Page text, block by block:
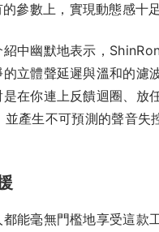
參數上，實現動態感十
中幽默地表示，
立體聲延遲與溫和的濾
在你連上反饋迴圈、放
並產生不可預測的聲音失
能毫無門檻地享受這款